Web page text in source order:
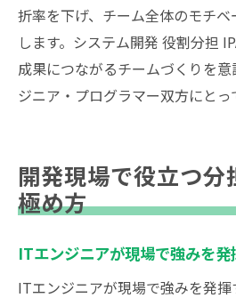
折率を下げ、チーム全体のモチ
します。システム開発 役割分担
成果につながるチームづくりを
ジニア・プログラマー双方にとっ
開発現場で役立つ分
極め方
ITエンジニアが現場で強みを発
ITエンジニアが現場で強みを発